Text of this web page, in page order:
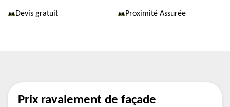
Devis gratuit Proximité Assurée
Prix ravalement de façade